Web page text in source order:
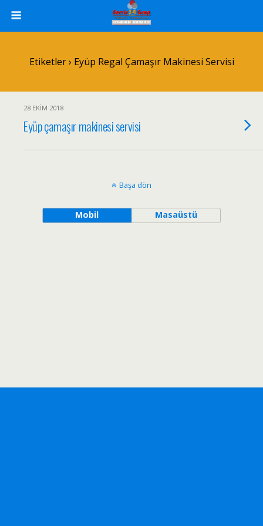
Etiketler › Eyüp Regal Çamaşır Makinesi Servisi
28 EKIM 2018
Eyüp çamaşır makinesi servisi
Başa dön
Mobil Masaüstü